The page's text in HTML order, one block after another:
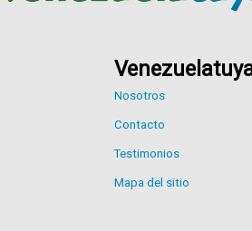
Nosotros
Contacto
Testimonios
Mapa del sitio